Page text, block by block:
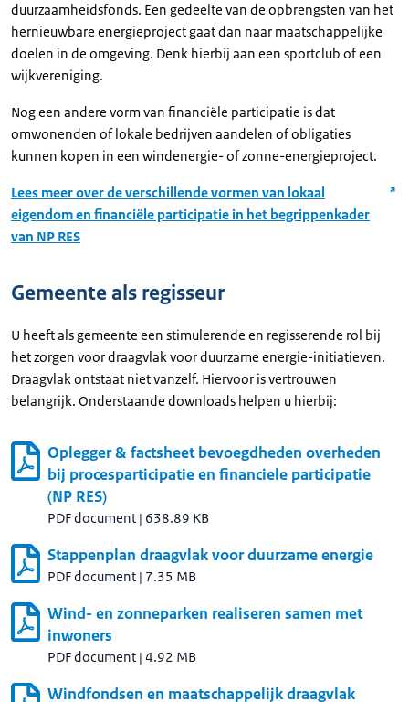
duurzaamheidsfonds. Een gedeelte van de opbrengsten van het
hernieuwbare energieproject gaat dan naar maatschappelijke
doelen in de omgeving. Denk hierbij aan een sportclub of een
wijkvereniging.
Nog een andere vorm van financiële participatie is dat
omwonenden of lokale bedrijven aandelen of obligaties
kunnen kopen in een windenergie- of zonne-energieproject.
Lees meer over de verschillende vormen van lokaal
eigendom en financiële participatie in het begrippenkader
van NP RES
Gemeente als regisseur
U heeft als gemeente een stimulerende en regisserende rol bij
het zorgen voor draagvlak voor duurzame energie-initiatieven.
Draagvlak ontstaat niet vanzelf. Hiervoor is vertrouwen
belangrijk. Onderstaande downloads helpen u hierbij:
Oplegger & factsheet bevoegdheden overheden
bij procesparticipatie en financiele participatie
(NP RES)
PDF document | 638.89 KB
Stappenplan draagvlak voor duurzame energie
PDF document | 7.35 MB
Wind- en zonneparken realiseren samen met
inwoners
PDF document | 4.92 MB
Windfondsen en maatschappelijk draagvlak